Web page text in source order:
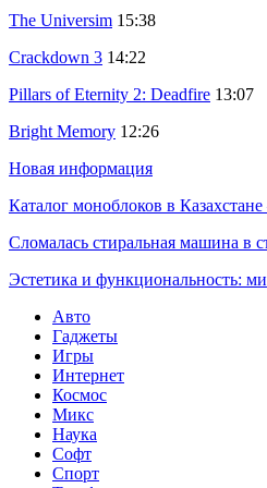
The Universim 15:38
Crackdown 3 14:22
Pillars of Eternity 2: Deadfire 13:07
Bright Memory 12:26
Новая информация
Каталог моноблоков в
Сломалась стиральная машина в
Эстетика и функциональность:
Авто
Гаджеты
Игры
Интернет
Космос
Микс
Наука
Софт
Спорт